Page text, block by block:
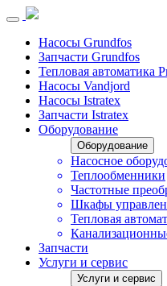
Насосы Grundfos
Запчасти Grundfos
Тепловая автоматика
Насосы Vandjord
Насосы Istratex
Запчасти Istratex
Оборудование
Оборудование
Насосное
Теплообменники
Частотные
Шкафы
Тепловая
Запчасти
Услуги и сервис
Услуги и сервис